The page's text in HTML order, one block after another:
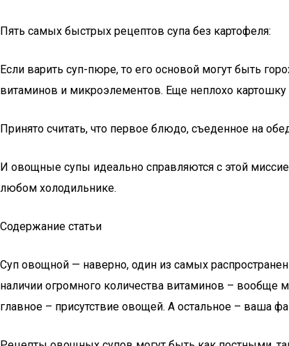
Пять самых быстрых рецептов супа без картофеля:
Если варить суп-пюре, то его основой могут быть
витаминов и микроэлементов. Еще неплохо
Принято считать, что первое блюдо, съеденное на
И овощные супы идеально справляются с этой
любом холодильнике.
Содержание статьи
Суп овощной — наверно, один из самых
наличии огромного количества витаминов – вообще
главное – присутствие овощей. А остальное – ваша